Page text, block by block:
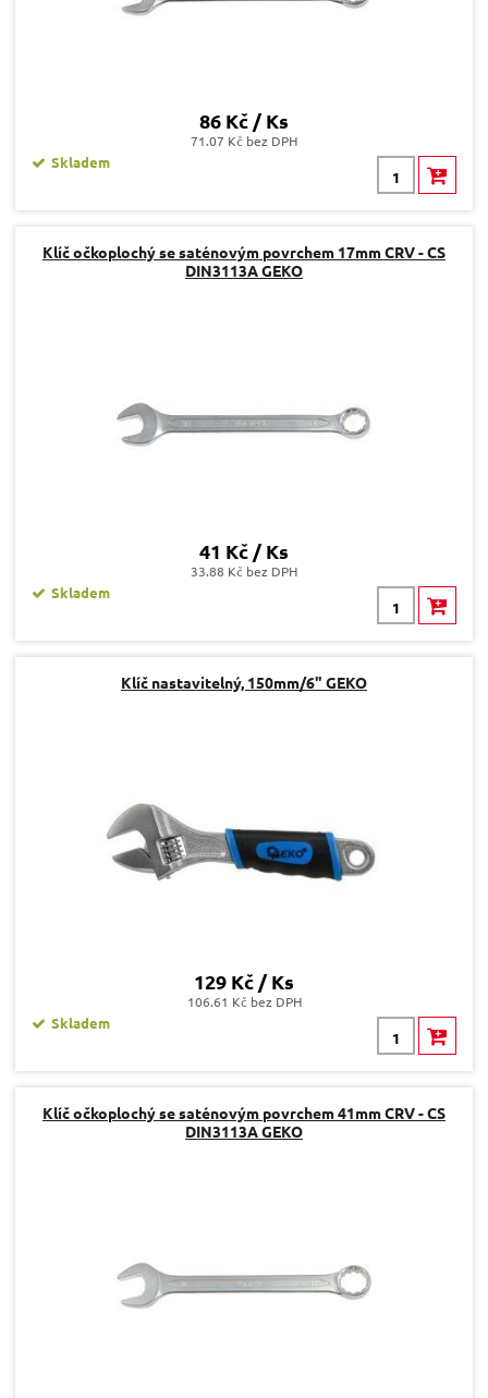
86 Kč / Ks
71.07 Kč bez DPH
Skladem
Klíč očkoplochý se saténovým povrchem 17mm CRV - CS
DIN3113A GEKO
41 Kč / Ks
33.88 Kč bez DPH
Skladem
Klíč nastavitelný, 150mm/6" GEKO
129 Kč / Ks
106.61 Kč bez DPH
Skladem
Klíč očkoplochý se saténovým povrchem 41mm CRV - CS
DIN3113A GEKO